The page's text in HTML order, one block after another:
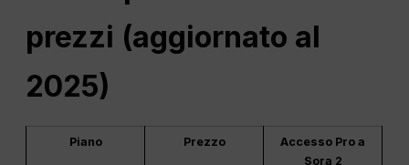
prezzi (aggiornato al
2025)
Piano Prezzo
Accesso Pro a
Sora 2